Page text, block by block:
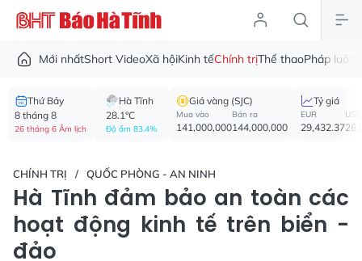
Mới nhấtShort VideoXã hộiKinh tếChính trịThể thaoPháp luật
Thứ Bảy
8 tháng 8
26 tháng 6 Âm lịch
Hà Tĩnh
28.1°C
Độ ẩm 83.4%
Giá vàng (SJC)
Mua vào
141,000,000
Bán ra
144,000,000
Tỷ giá
EUR
29,432.37
USD
CHÍNH TRỊ QUỐC PHÒNG - AN NINH
Hà Tĩnh đảm bảo an toàn các
hoạt động kinh tế trên biển -
đảo